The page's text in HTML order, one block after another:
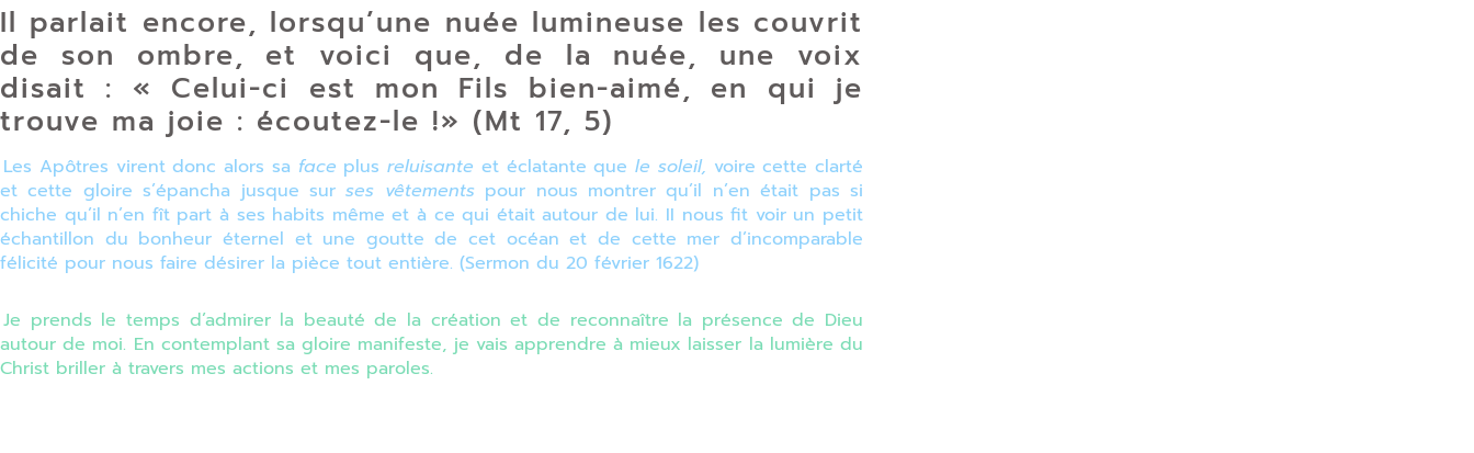
Il parlait encore, lorsqu’une nuée lumineuse les couvrit
de son ombre, et voici que, de la nuée, une voix
disait : « Celui-ci est mon Fils bien-aimé, en qui je
trouve ma joie : écoutez-le !» (Mt 17, 5)
Les Apôtres virent donc alors sa face plusreluisante et éclatante quele soleil, voire cette clarté
et cette gloire s’épancha jusque surses vêtements pour nous montrer qu’il n’en était pas si
chiche qu’il n’en fît part à ses habits même et à ce qui était autour de lui. II nous fit voir un petit
échantillon du bonheur éternel et une goutte de cet océan et de cette mer d’incomparable
félicité pour nous faire désirer la pièce tout entière. (Sermon du 20 février 1622)
Je prends le temps d’admirer la beauté de la création et de reconnaître la présence de Dieu
autour de moi. En contemplant sa gloire manifeste, je vais apprendre à mieux laisser la lumière du
Christ briller à travers mes actions et mes paroles.